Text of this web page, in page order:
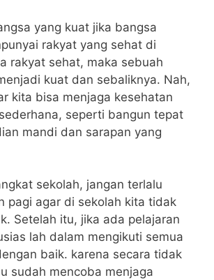
yang kuat jika bangsa
rakyat yang sehat di
rakyat sehat, maka sebuah
kuat dan sebaliknya. Nah,
kita bisa menjaga kesehatan
seperti bangun tepat
mandi dan sarapan yang
sekolah, jangan terlalu
pagi agar di sekolah kita tidak
Setelah itu, jika ada pelajaran
lah dalam mengikuti semua
baik. karena secara tidak
sudah mencoba menjaga